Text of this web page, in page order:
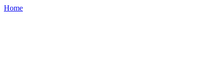
Home